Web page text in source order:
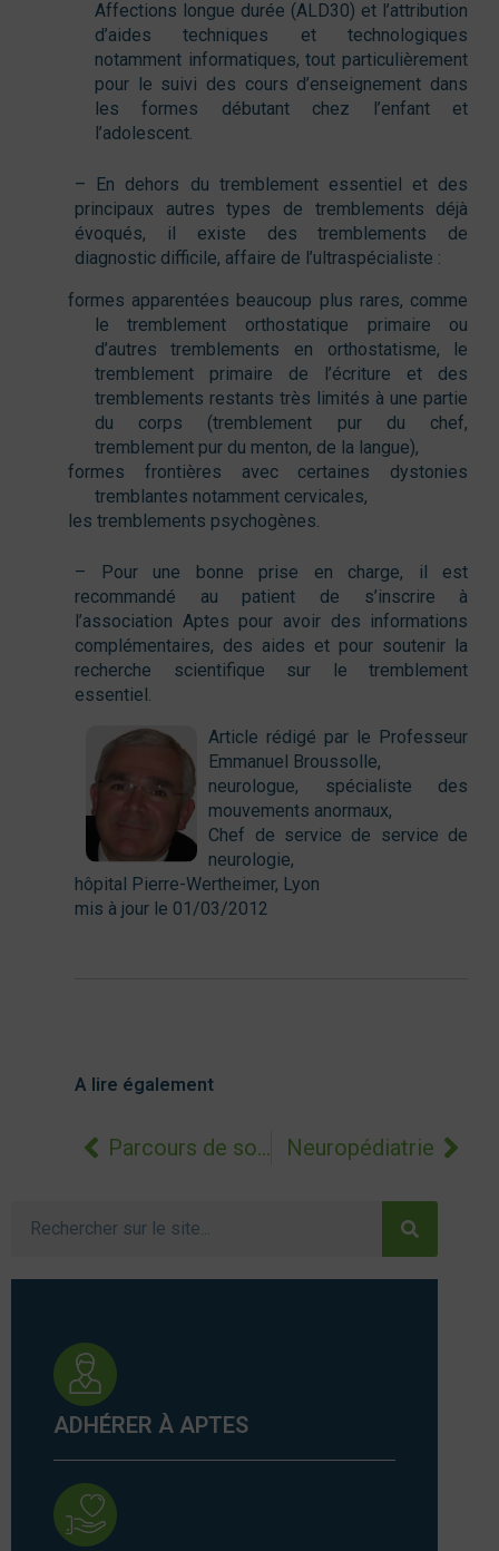
Affections longue durée (ALD30) et l’attribution
d’aides techniques et technologiques
notamment informatiques, tout particulièrement
pour le suivi des cours d’enseignement dans
les formes débutant chez l’enfant et
l’adolescent.
– En dehors du tremblement essentiel et des
principaux autres types de tremblements déjà
évoqués, il existe des tremblements de
diagnostic difficile, affaire de l’ultraspécialiste :
formes apparentées beaucoup plus rares, comme
le tremblement orthostatique primaire ou
d’autres tremblements en orthostatisme, le
tremblement primaire de l’écriture et des
tremblements restants très limités à une partie
du corps (tremblement pur du chef,
tremblement pur du menton, de la langue),
formes frontières avec certaines dystonies
tremblantes notamment cervicales,
les tremblements psychogènes.
– Pour une bonne prise en charge, il est
recommandé au patient de s’inscrire à
l’association Aptes pour avoir des informations
complémentaires, des aides et pour soutenir la
recherche scientifique sur le tremblement
essentiel.
Article rédigé par le Professeur
Emmanuel Broussolle,
neurologue, spécialiste des
mouvements anormaux,
Chef de service de service de
neurologie,
hôpital Pierre-Wertheimer, Lyon
mis à jour le 01/03/2012
A lire également
Précédent Parcours de soins Neuropédiatrie
ADHÉRER À APTES